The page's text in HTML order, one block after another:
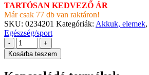
TARTÓSAN KEDVEZŐ ÁR
Már csak 77 db van raktáron!
SKU: 0234201 Kategóriák: Akkuk, elemek,
Egészség/sport
-
+
Kosárba teszem